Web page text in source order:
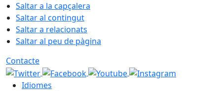
Saltar a la capçalera
Saltar al contingut
Saltar a relacionats
Saltar al peu de pàgina
Contacte
Idiomes